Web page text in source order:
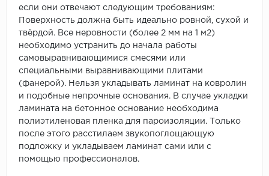
если они отвечают следующим требованиям:
Поверхность должна быть идеально ровной, сухой и
твёрдой. Все неровности (более 2 мм на 1 м2)
необходимо устранить до начала работы
самовыравнивающимися смесями или
специальными выравнивающими плитами
(фанерой). Нельзя укладывать ламинат на ковролин
и подобные непрочные основания. В случае укладки
ламината на бетонное основание необходима
полиэтиленовая пленка для пароизоляции. Только
после этого расстилаем звукопоглощающую
подложку и укладываем ламинат сами или с
помощью профессионалов.